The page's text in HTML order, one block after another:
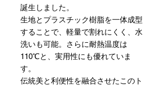
誕生しました。
生地とプラスチック樹脂を一体成型
することで、軽量で割れにくく、水
洗いも可能。さらに耐熱温度は
110℃と、実用性にも優れていま
す。
伝統美と利便性を融合させたこのト